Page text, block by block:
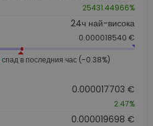
25431.44966%
24ч най-висока
0.000018540 €
спад в последния час (-0.38%)
0.000017703 €
2.47%
0.000019698 €